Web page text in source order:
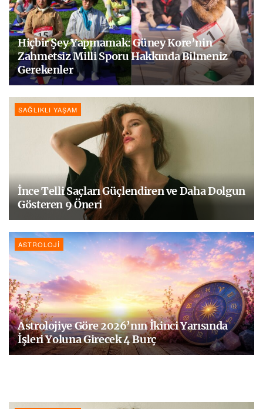
Hiçbir Şey Yapmamak: Güney Kore’nin
Zahmetsiz Milli Sporu Hakkında Bilmeniz
Gerekenler
SAĞLIKLI YAŞAM
İnce Telli Saçları Güçlendiren ve Daha Dolgun
Gösteren 9 Öneri
ASTROLOJI
Astrolojiye Göre 2026’nın İkinci Yarısında
İşleri Yoluna Girecek 4 Burç